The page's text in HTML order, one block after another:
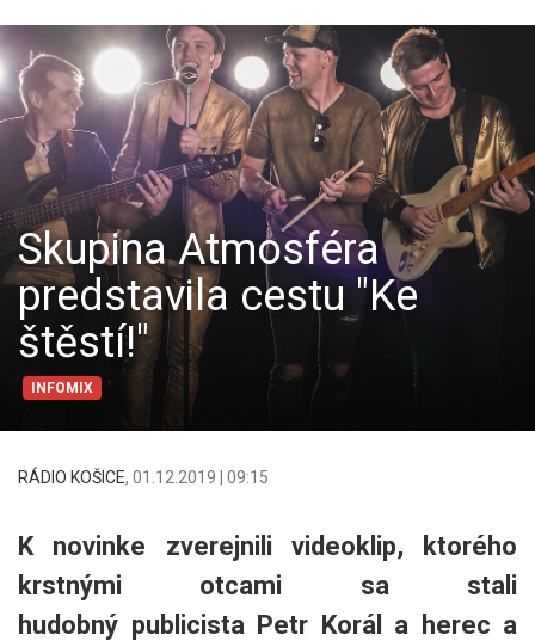
Skupina Atmosféra
predstavila cestu "Ke
štěstí!"
INFOMIX
RÁDIO KOŠICE, 01.12.2019 | 09:15
K novinke zverejnili videoklip, ktorého
krstnými otcami sa stali
hudobný publicista Petr Korál a herec a